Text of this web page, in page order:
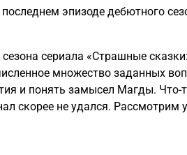
эпизоде дебютного
сериала «Страшные
множество заданных
и понять замысел Магды. Что-
скорее не удался. Рассмотрим